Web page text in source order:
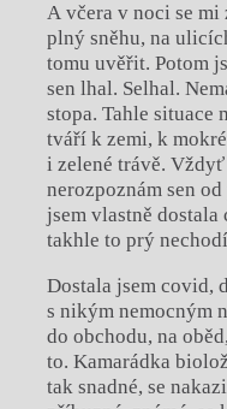
A včera v noci se mi
plný sněhu, na
tomu uvěřit. Potom
sen lhal. Selhal.
stopa. Tahle situace
tváří k zemi, k
i zelené trávě.
nerozpoznám sen
jsem vlastně
takhle to prý
Dostala jsem covid,
s nikým nemocným
do obchodu, na
to. Kamarádka
tak snadné, se